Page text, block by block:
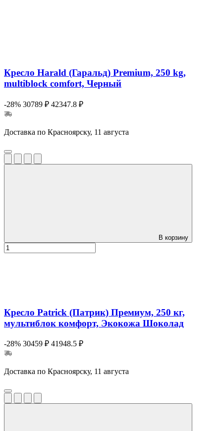
Кресло Harald (Гаральд) Premium, 250 kg,
multiblock comfort, Черный
-28% 30789 ₽ 42347.8 ₽
Доставка по Красноярску, 11 августа
В корзину
Кресло Patrick (Патрик) Премиум, 250 кг,
мультиблок комфорт, Экокожа Шоколад
-28% 30459 ₽ 41948.5 ₽
Доставка по Красноярску, 11 августа